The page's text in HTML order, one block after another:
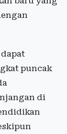
puncak
di